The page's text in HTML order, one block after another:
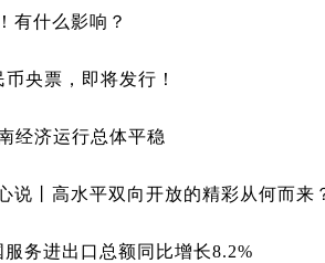
有什么影响？
央票，即将发行！
经济运行总体平稳
说丨高水平双向开放的精彩从何而来
务进出口总额同比增长8.2%